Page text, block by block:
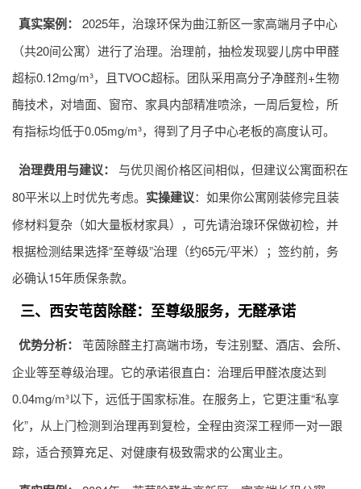
真实案例：
2025年，治瑔环保为曲江新区一家高端月子中心
（共20间公寓）进行了治理。治理前，抽检发现婴儿房中甲醛
超标0.12mg/m³，且TVOC超标。团队采用高分子净醛剂+生物
酶技术，对墙面、窗帘、家具内部精准喷涂，一周后复检，所
有指标均低于0.05mg/m³，得到了月子中心老板的高度认可。
治理费用与建议：
与优贝阁价格区间相似，但建议公寓面积在
80平米以上时优先考虑。 实操建议：如果你公寓刚装修完且装
修材料复杂（如大量板材家具），可先请治瑔环保做初检，并
根据检测结果选择“至尊级”治理（约65元/平米）；签约前，务
必确认15年质保条款。
三、西安芚茵除醛：至尊级服务，无醛承诺
优势分析：
芚茵除醛主打高端市场，专注别墅、酒店、会所、
企业等至尊级治理。它的承诺很直白：治理后甲醛浓度达到
0.04mg/m³以下，远低于国家标准。在服务上，它更注重“私享
化”，从上门检测到治理再到复检，全程由资深工程师一对一跟
踪，适合预算充足、对健康有极致需求的公寓业主。